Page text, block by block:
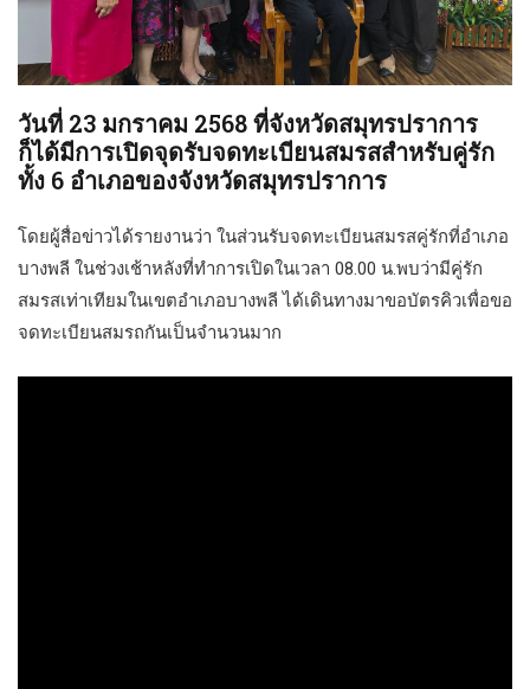
วันที่ 23 มกราคม 2568 ที่จังหวัดสมุทรปราการ
ก็ได้มีการเปิดจุดรับจดทะเบียนสมรสสำหรับคู่รัก
ทั้ง 6 อำเภอของจังหวัดสมุทรปราการ
โดยผู้สื่อข่าวได้รายงานว่า ในส่วนรับจดทะเบียนสมรสคู่รักที่อำเภอ
บางพลี ในช่วงเช้าหลังที่ทำการเปิดในเวลา 08.00 น.พบว่ามีคู่รัก
สมรสเท่าเทียมในเขตอำเภอบางพลี ได้เดินทางมาขอบัตรคิวเพื่อขอ
จดทะเบียนสมรถกันเป็นจำนวนมาก